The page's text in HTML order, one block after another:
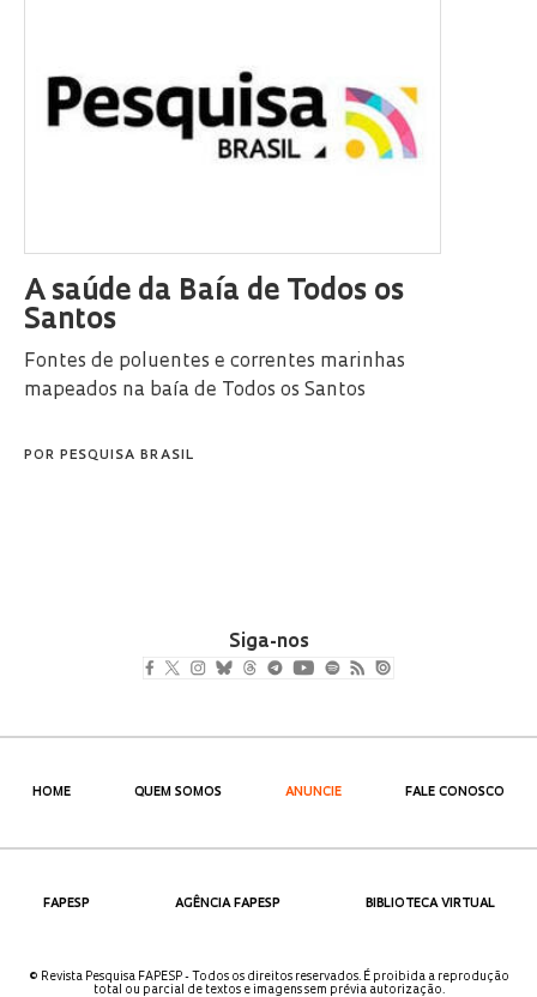
A saúde da Baía de Todos os
Santos
Fontes de poluentes e correntes marinhas
mapeados na baía de Todos os Santos
POR PESQUISA BRASIL
Siga-nos
HOME QUEM SOMOS ANUNCIE FALE CONOSCO
FAPESP AGÊNCIA FAPESP BIBLIOTECA VIRTUAL
© Revista Pesquisa FAPESP - Todos os direitos reservados. É proibida a reprodução
total ou parcial de textos e imagens sem prévia autorização.